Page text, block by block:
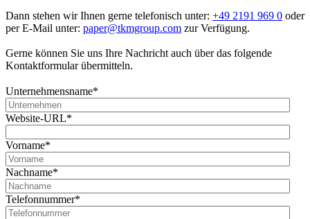
Dann stehen wir Ihnen gerne telefonisch unter: +49 2191 969 0 oder
per E-Mail unter: paper@tkmgroup.com zur Verfügung.
Gerne können Sie uns Ihre Nachricht auch über das folgende
Kontaktformular übermitteln.
Unternehmensname*
Website-URL*
Vorname*
Nachname*
Telefonnummer*